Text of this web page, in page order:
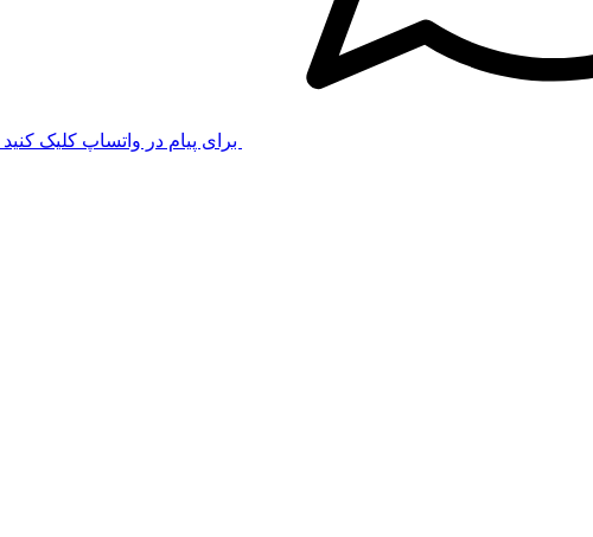
برای پیام در واتساپ کلیک کنید